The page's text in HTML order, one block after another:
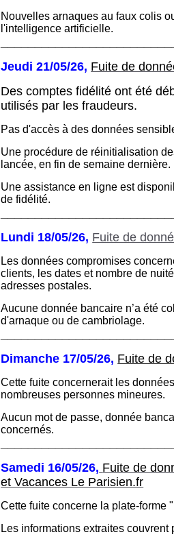
Nouvelles arnaques au faux colis
l'intelligence artificielle.
Jeudi 21/05/26, Fuite de
Des comptes fidélité ont été
utilisés par les fraudeurs.
Pas d'accès à des données
Une procédure de réinitialisation
lancée, en fin de semaine dernière.
Une assistance en ligne est
de fidélité.
Lundi 18/05/26, Fuite de
Les données compromises
clients, les dates et nombre de
adresses postales.
Aucune donnée bancaire n’a été
d'arnaqueou de cambriolage.
Dimanche 17/05/26, Fuite de
Cette fuite concernerait les
nombreuses personnes mineures.
Aucun mot de passe, donnée
concernés.
Samedi 16/05/26, Fuite de
et Vacances Le Parisien.fr
Cette fuite concerne la plate-forme
Les informations extraites